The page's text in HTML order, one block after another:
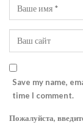
Save my name,
time I comment.
Пожалуйста,